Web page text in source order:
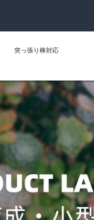
突っ張り棒対応